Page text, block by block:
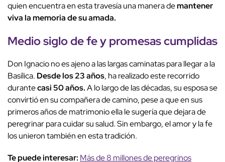
quien encuentra en esta travesía una manera demantener
viva la memoria de su amada.
Medio siglo de fe y promesas cumplidas
Don Ignacio no es ajeno a las largas caminatas para llegar a la
Basílica. Desde los 23 años, ha realizado este recorrido
durantecasi 50 años.A lo largo de las décadas, su esposa se
convirtió en su compañera de camino, pese a que en sus
primeros años de matrimonio ella le sugería que dejara de
peregrinar para cuidar su salud. Sin embargo, el amor y la fe
los unieron también en esta tradición.
Te puede interesar: Más de 8 millones de peregrinos